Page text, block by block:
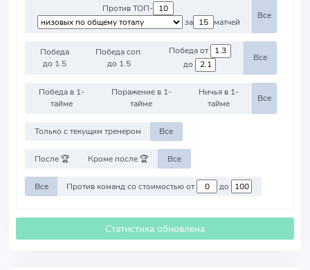
Против ТОП-
за
матчей
Все
Победа
до 1.5
Победа соп.
до 1.5
Победа от
до
Все
Победа в 1-
тайме
Поражение в 1-
тайме
Ничья в 1-
тайме
Все
Только с текущим тренером Все
После 🏆 Кроме после 🏆 Все
Все Против команд со стоимостью от до
Статистика обновлена